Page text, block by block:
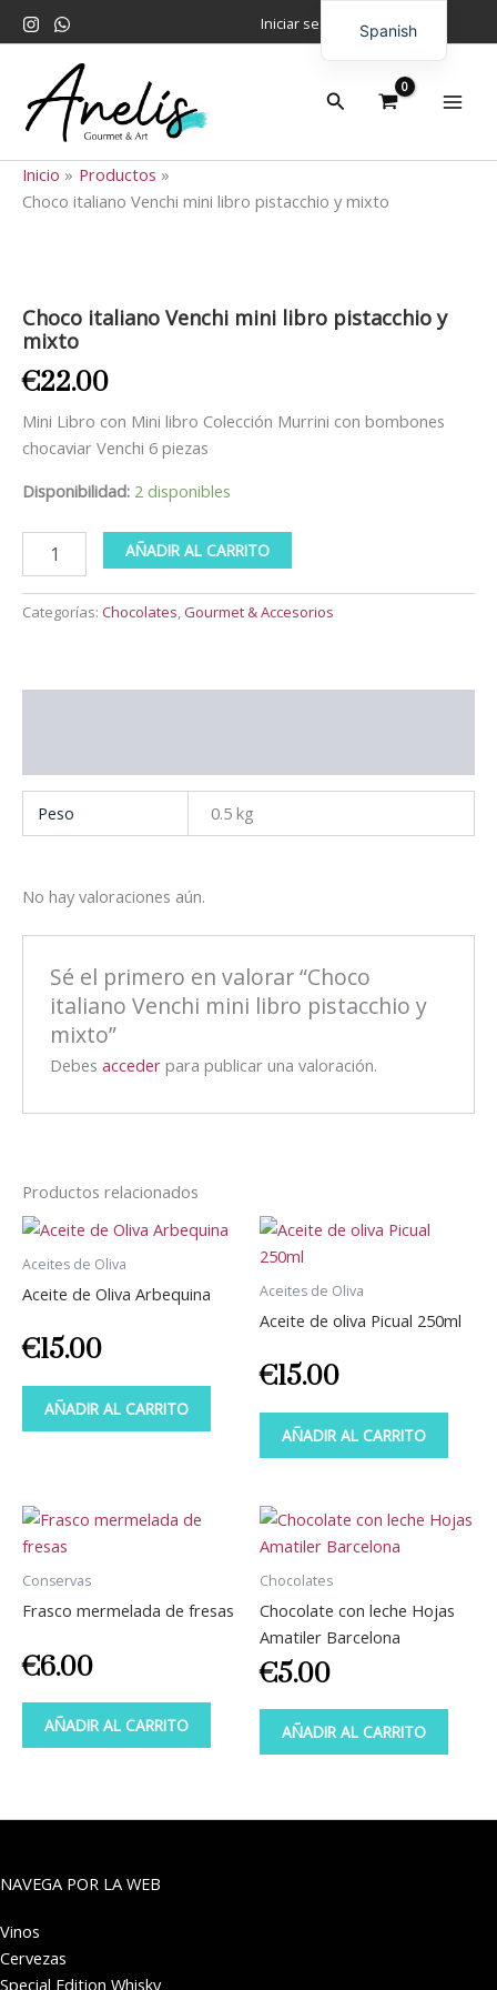
al
contenido
Iniciar sesión
Buscar
Inicio
Productos
Choco italiano Venchi mini libro pistacchio y mixto
Choco italiano Venchi mini libro pistacchio y
mixto
€22.00
Mini Libro con Mini libro Colección Murrini con bombones
chocaviar Venchi 6 piezas
Disponibilidad: 2 disponibles
mini
libro
pistacchio
y
mixto
cantidad
AÑADIR AL CARRITO
Categorías: Chocolates,Gourmet & Accesorios
Peso 0.5 kg
No hay valoraciones aún.
Sé el primero en valorar “Choco
italiano Venchi mini libro pistacchio y
mixto”
Debesacceder para publicar una valoración.
Productos relacionados
Aceites de Oliva
Aceite de Oliva Arbequina
€15.00
AÑADIR AL CARRITO
Aceites de Oliva
Aceite de oliva Picual 250ml
€15.00
AÑADIR AL CARRITO
Conservas
Frasco mermelada de fresas
€6.00
AÑADIR AL CARRITO
Chocolates
Chocolate con leche Hojas
Amatiler Barcelona
€5.00
AÑADIR AL CARRITO
NAVEGA POR LA WEB
Vinos
Cervezas
Special Edition Whisky
Spanish